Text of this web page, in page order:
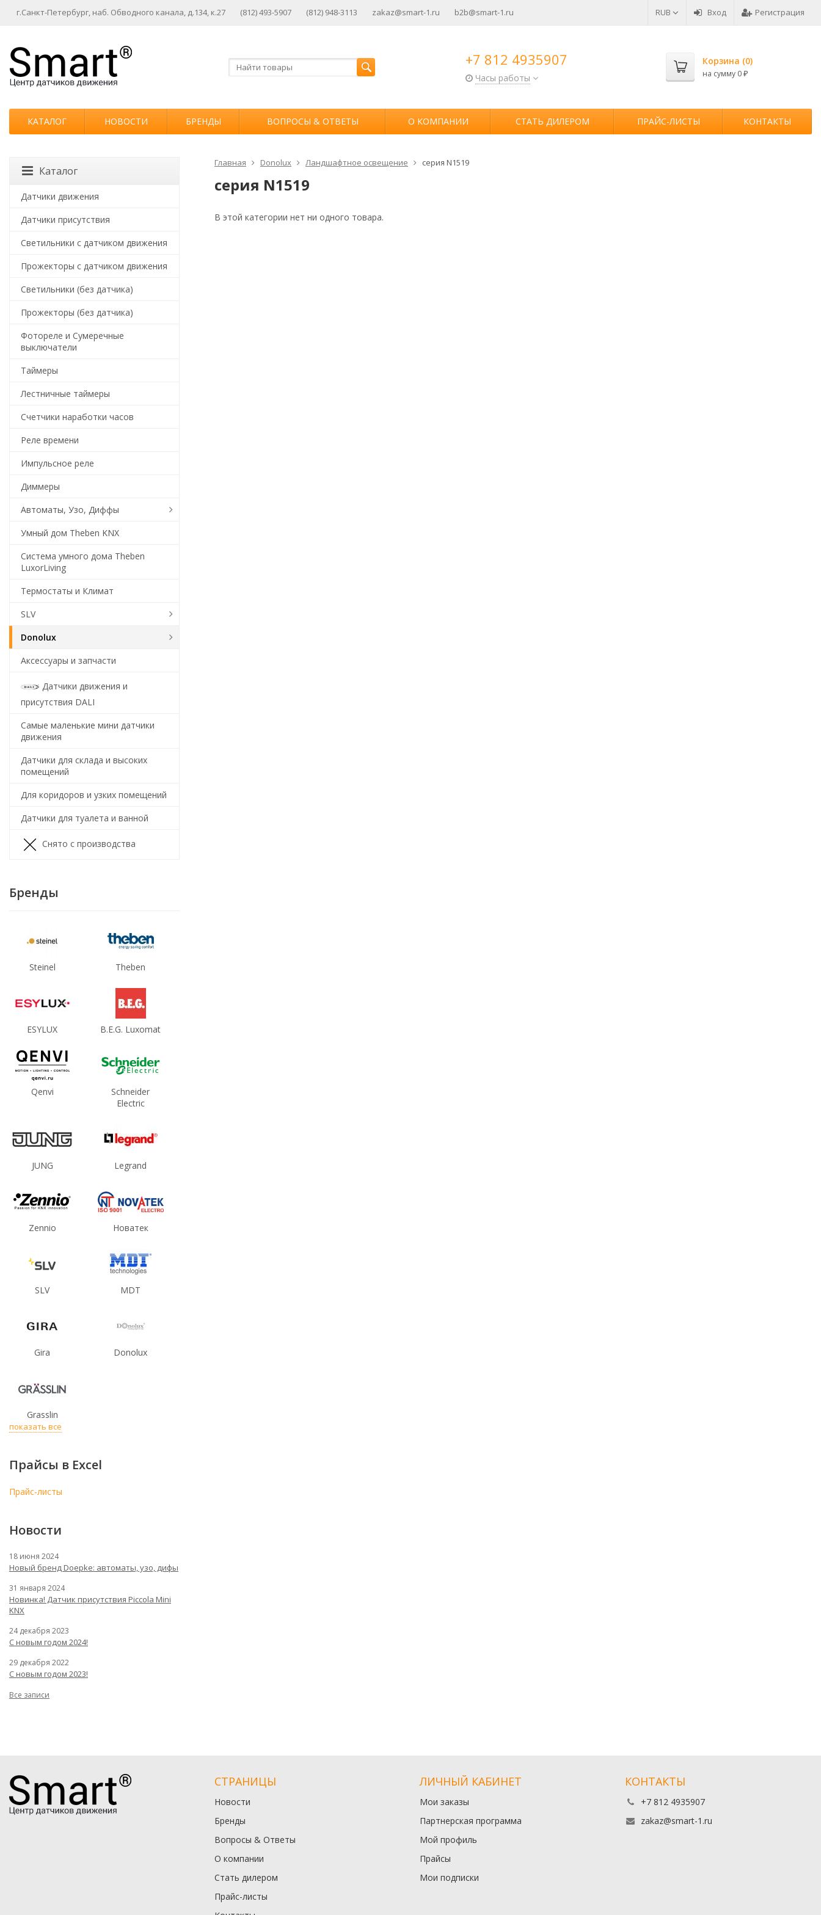
RUB Вход Регистрация
г.Санкт-Петербург, наб. Обводного канала, д.134, к.27 (812) 493-5907 (812) 948-3113 zakaz@smart-1.ru b2b@smart-1.ru
+7 812 4935907
Часы работы
Корзина (0)
на сумму 0 ₽
КАТАЛОГ НОВОСТИ БРЕНДЫ ВОПРОСЫ & ОТВЕТЫ О КОМПАНИИ СТАТЬ ДИЛЕРОМ ПРАЙС-ЛИСТЫ КОНТАКТЫ
Главная Donolux Ландшафтное освещение серия N1519
серия N1519
В этой категории нет ни одного товара.
Каталог
Датчики движения
Датчики присутствия
Светильники с датчиком движения
Прожекторы с датчиком движения
Светильники (без датчика)
Прожекторы (без датчика)
Фотореле и Сумеречные
выключатели
Таймеры
Лестничные таймеры
Счетчики наработки часов
Реле времени
Импульсное реле
Диммеры
Автоматы, Узо, Диффы
Умный дом Theben KNX
Система умного дома Theben
LuxorLiving
Термостаты и Климат
SLV
Donolux
Аксессуары и запчасти
Датчики движения и
присутствия DALI
Самые маленькие мини датчики
движения
Датчики для склада и высоких
помещений
Для коридоров и узких помещений
Датчики для туалета и ванной
Снято с производства
Бренды
Steinel Theben
ESYLUX B.E.G. Luxomat
Qenvi
Schneider
Electric
JUNG Legrand
Zennio Новатек
SLV MDT
Gira Donolux
Grasslin
показать все
Прайсы в Excel
Прайс-листы
Новости
18 июня 2024
Новый бренд Doepke: автоматы, узо, дифы
31 января 2024
Новинка! Датчик присутствия Piccola Minі
KNX
24 декабря 2023
С новым годом 2024!
29 декабря 2022
С новым годом 2023!
Все записи
СТРАНИЦЫ
Новости
Бренды
Вопросы & Ответы
О компании
Стать дилером
Прайс-листы
ЛИЧНЫЙ КАБИНЕТ
Мои заказы
Партнерская программа
Мой профиль
Прайсы
Мои подписки
КОНТАКТЫ
+7 812 4935907
zakaz@smart-1.ru